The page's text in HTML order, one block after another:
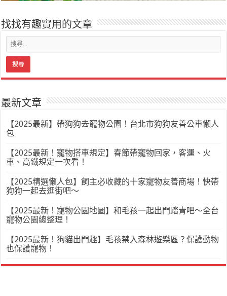
找找有趣實用的文章
最新文章
【2025最新】帶狗狗去寵物公園！台北市狗狗友善公車懶人
包
【2025最新！寵物搭車規定】春節帶寵物回家，客運、火
車、高鐵規定一次看！
【2025精選懶人包】飼主必收藏的十家寵物友善商場！快帶
狗狗一起去逛街吧～
【2025最新！寵物公園地圖】和毛孩一起出門踏青吧～全台
寵物公園總整理！
【2025最新！狗貓出門趣】毛孩禁入森林遊樂區？保護動物
也保護寵物！